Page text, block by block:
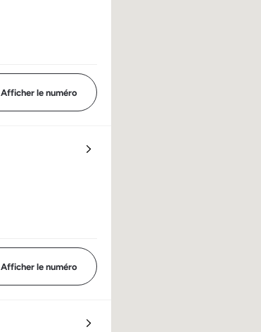
Afficher le numéro
Afficher le numéro